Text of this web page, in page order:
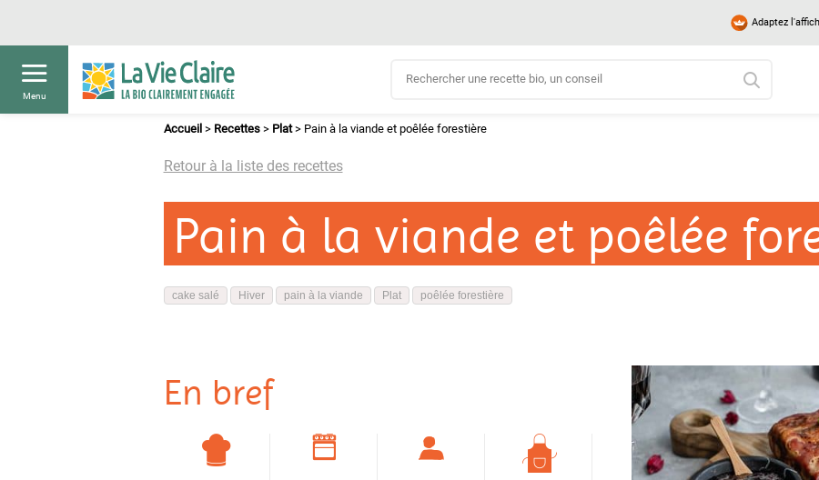
Adaptez
Menu
Accueil > Recettes> Plat> Pain à la viande et poêlée forestière
Retour à la liste des recettes
Pain à la viande et poêlée
cake salé Hiver pain à la viande Plat poêlée forestière
En bref